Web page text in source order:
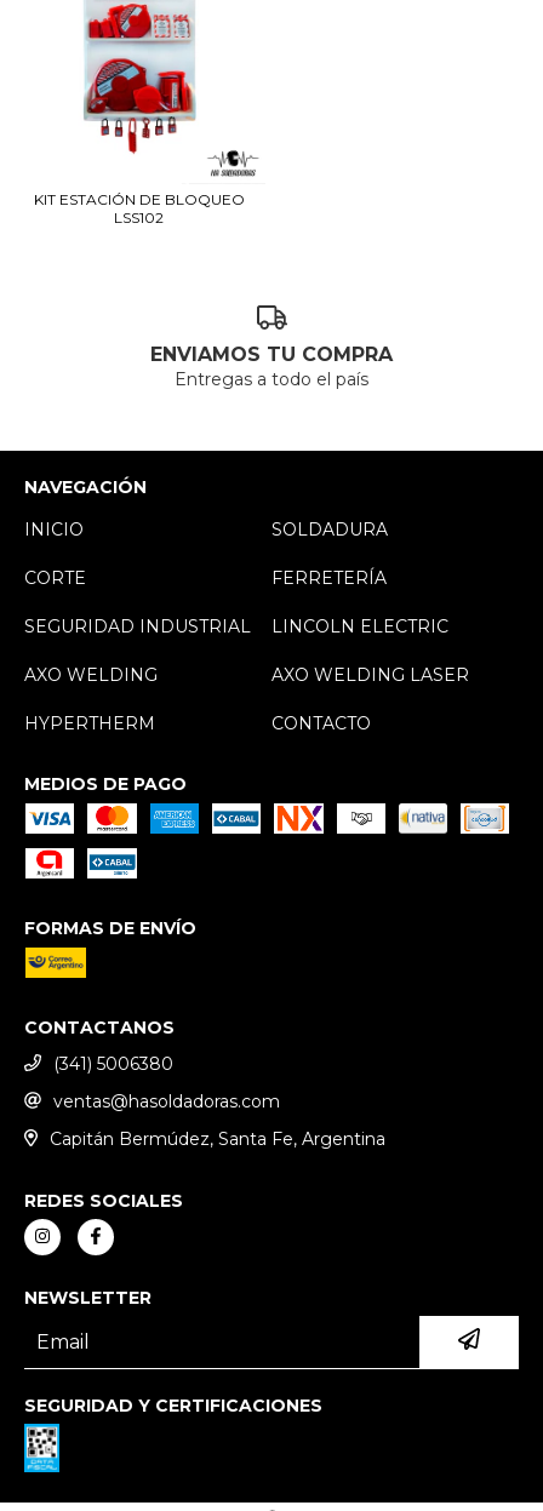
KIT ESTACIÓN DE BLOQUEO
LSS102
ENVIAMOS TU COMPRA
Entregas a todo el país
NAVEGACIÓN
INICIO
SOLDADURA
CORTE FERRETERÍA
SEGURIDAD INDUSTRIAL LINCOLN ELECTRIC
AXO WELDING AXO WELDING LASER
HYPERTHERM CONTACTO
MEDIOS DE PAGO
FORMAS DE ENVÍO
CONTACTANOS
(341) 5006380
ventas@hasoldadoras.com
Capitán Bermúdez, Santa Fe, Argentina
REDES SOCIALES
NEWSLETTER
SEGURIDAD Y CERTIFICACIONES